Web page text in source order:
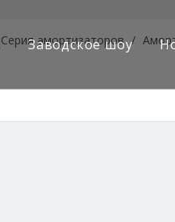
Заводское шоу
Серия амортизаторов /